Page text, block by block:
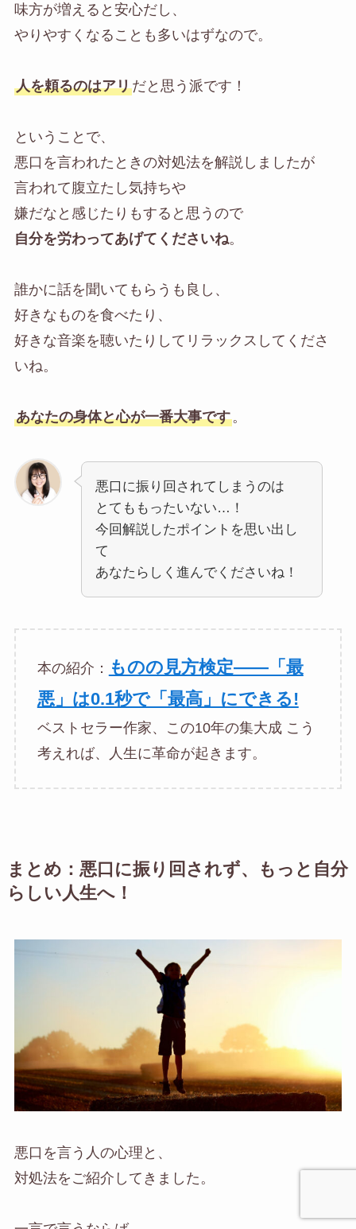
味方が増えると安心だし、
やりやすくなることも多いはずなので。
人を頼るのはアリだと思う派です！
ということで、
悪口を言われたときの対処法を解説しましたが
言われて腹立たし気持ちや
嫌だなと感じたりもすると思うので
自分を労わってあげてくださいね。
誰かに話を聞いてもらうも良し、
好きなものを食べたり、
好きな音楽を聴いたりしてリラックスしてくださ
いね。
あなたの身体と心が一番大事です。
悪口に振り回されてしまうのは
とてももったいない…！
今回解説したポイントを思い出し
て
あなたらしく進んでくださいね！
本の紹介： ものの見方検定――「最
悪」は0.1秒で「最高」にできる!
ベストセラー作家、この10年の集大成 こう
考えれば、人生に革命が起きます。
まとめ：悪口に振り回されず、もっと自分
らしい人生へ！
悪口を言う人の心理と、
対処法をご紹介してきました。